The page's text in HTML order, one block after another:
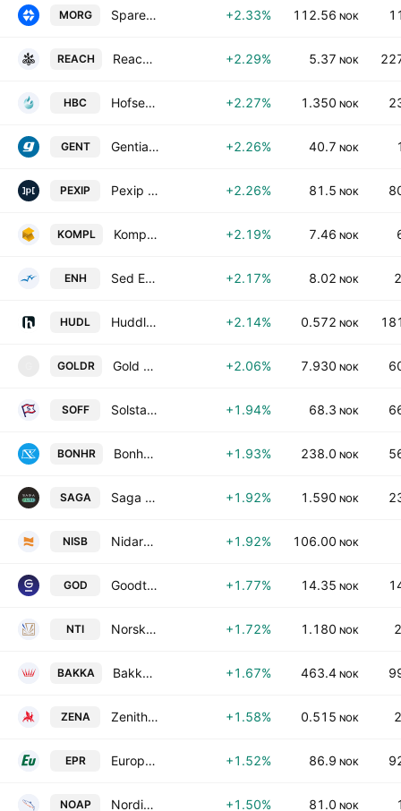
MORG Sparebanken More +2.33% 112.56 NOK
REACH Reach Subsea ASA +2.29% 5.37 NOK
HBC Hofseth Biocare ASA +2.27% 1.350 NOK
GENT Gentian Diagnostics ASA +2.26% 40.7 NOK
PEXIP Pexip Holding ASA +2.26% 81.5 NOK
KOMPL Komplett ASA +2.19% 7.46 NOK
ENH Sed Energy Holdings PLC +2.17% 8.02 NOK
HUDL Huddlestock Fintech AS +2.14% 0.572 NOK
GOLDR Gold Road International P.L.C. +2.06% 7.930 NOK
SOFF Solstad Offshore ASA +1.94% 68.3 NOK
BONHR Bonheur ASA +1.93% 238.0 NOK
SAGA Saga Pure ASA +1.92% 1.590 NOK
NISB Nidaros Sparebank +1.92% 106.00 NOK
GOD Goodtech ASA Class A +1.77% 14.35 NOK
NTI Norsk Titanium AS +1.72% 1.180 NOK
BAKKA Bakkafrost P/F +1.67% 463.4 NOK
ZENA Zenith Energy Ltd. +1.58% 0.515 NOK
EPR Europris ASA +1.52% 86.9 NOK
NOAP Nordic Aqua Partners AS +1.50% 81.0 NOK